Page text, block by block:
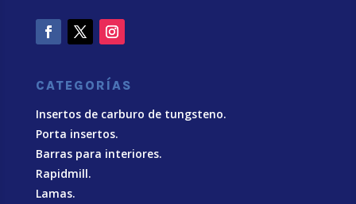
CATEGORÍAS
Insertos de carburo de tungsteno.
Porta insertos.
Barras para interiores.
Rapidmill.
Lamas.